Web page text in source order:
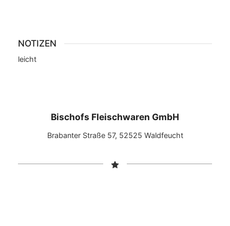
NOTIZEN
leicht
Bischofs Fleischwaren GmbH
Brabanter Straße 57, 52525 Waldfeucht